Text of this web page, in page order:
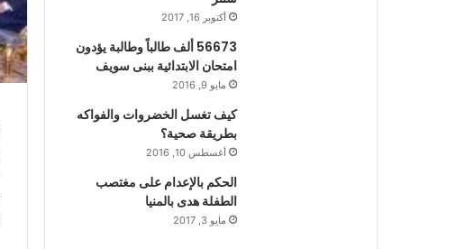
أكتوبر 16, 2017
56673 ألف طالباً وطالبة يؤدون
امتحان الابتدائية ببنى سويف
مايو 9, 2016
كيف تغسل الخضروات والفواكه
بطريقة صحية؟
أغسطس 10, 2016
الحكم بالإعدام على مغتصب
الطفلة هدى بالمنيا
مايو 3, 2017